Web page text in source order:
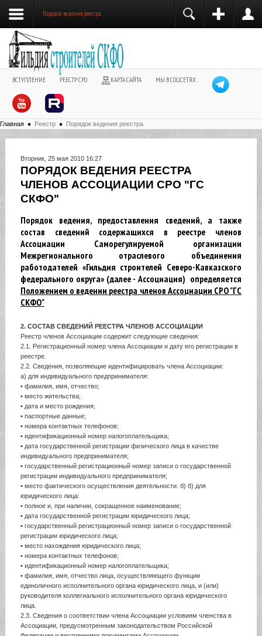
Порядок ведения реестра
ВСТУПЛЕНИЕ РЕЕСТР СРО КАРТА САЙТА МЫ В СОЦСЕТЯХ:
Главная Реестр Порядок ведения реестра
Вторник, 25 мая 2010 16:27
ПОРЯДОК ВЕДЕНИЯ РЕЕСТРА
ЧЛЕНОВ АССОЦИАЦИИ СРО "ГС
СКФО"
Порядок ведения, предоставления сведений, а также
состав сведений содержащихся в реестре членов
Ассоциации Саморегулируемой организации
Межрегионального отраслевого объединения
работодателей «Гильдия строителей Северо-Кавказского
федерального округа» (далее - Ассоциация) определяется
Положением о ведении реестра членов Ассоциации СРО "ГС
СКФО"
2. СОСТАВ СВЕДЕНИЙ РЕЕСТРА ЧЛЕНОВ АССОЦИАЦИИ
Реестр членов Ассоциации содержит следующие сведения:
2.1. Регистрационный номер члена Ассоциации и дату его регистрации в
реестре.
2.2. Сведения, позволяющие идентифицировать члена Ассоциации:
а) для индивидуального предпринимателя:
• фамилия, имя, отчество;
• место жительства;
• дата и место рождения;
• паспортные данные;
• номера контактных телефонов;
• идентификационный номер налогоплательщика;
• дата государственной регистрации физического лица в качестве
индивидуального предпринимателя;
• государственный регистрационный номер записи о государственной
регистрации индивидуального предпринимателя;
• место фактического осуществления деятельности. б) б) для
юридического лица:
• полное и, при наличии, сокращенное наименование;
• дата государственной регистрации юридического лица;
• государственный регистрационный номер записи о государственной
регистрации юридического лица;
• место нахождения юридического лица;
• номера контактных телефонов;
• идентификационный номер налогоплательщика;
• фамилия, имя, отчество лица, осуществляющего функции
единоличного исполнительного органа юридического лица, и (или)
руководителя коллегиального исполнительного органа юридического
лица.
2.3. Сведения о соответствии члена Ассоциации условиям членства в
Ассоциации, предусмотренным законодательством Российской